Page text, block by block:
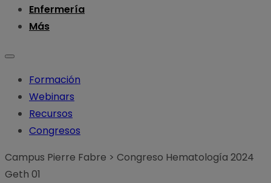
Enfermería
Más
Formación
Webinars
Recursos
Congresos
Campus Pierre Fabre > Congreso Hematología 2024
Geth 01